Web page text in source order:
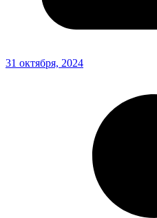
31 октября, 2024